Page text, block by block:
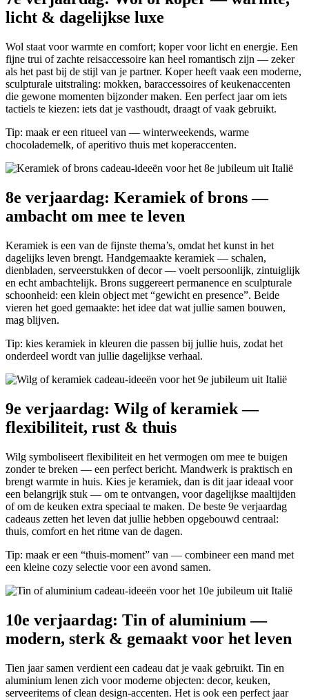
licht & dagelijkse luxe
Wol staat voor warmte en comfort; koper voor licht en energie. Een
fijne trui of zachte reisaccessoire kan heel romantisch zijn — zeker
als het past bij de stijl van je partner. Koper heeft vaak een moderne,
sculpturale uitstraling: mokken, baraccessoires of keukenaccenten
die gewone momenten bijzonder maken. Een perfect jaar om iets
tactiels te kiezen: iets dat je vasthoudt, draagt of vaak gebruikt.
Tip: maak er een ritueel van — winterweekends, warme
chocolademelk, of aperitivo thuis met koperaccenten.
8e verjaardag: Keramiek of brons —
ambacht om mee te leven
Keramiek is een van de fijnste thema’s, omdat het kunst in het
dagelijks leven brengt. Handgemaakte keramiek — schalen,
dienbladen, serveerstukken of decor — voelt persoonlijk, zintuiglijk
en echt ambachtelijk. Brons suggereert permanence en sculpturale
schoonheid: een klein object met “gewicht en presence”. Beide
vieren het goed gemaakte: het idee dat wat jullie samen bouwen,
mag blijven.
Tip: kies keramiek in kleuren die passen bij jullie huis, zodat het
onderdeel wordt van jullie dagelijkse verhaal.
9e verjaardag: Wilg of keramiek —
flexibiliteit, rust & thuis
Wilg symboliseert flexibiliteit en het vermogen om mee te buigen
zonder te breken — een perfect bericht. Mandwerk is praktisch en
brengt warmte in huis. Kies je keramiek, dan is dit jaar ideaal voor
een belangrijk stuk — om te ontvangen, voor dagelijkse maaltijden
of om de keuken extra speciaal te maken. De beste 9e verjaardag
cadeaus zetten het leven dat jullie hebben opgebouwd centraal:
thuis, comfort en het ritme van de dagen.
Tip: maak er een “thuis-moment” van — combineer een mand met
een kleine cozy selectie voor een avond samen.
10e verjaardag: Tin of aluminium —
modern, sterk & gemaakt voor het leven
Tien jaar samen verdient een cadeau dat je vaak gebruikt. Tin en
aluminium lenen zich voor moderne objecten: decor, keuken,
serveeritems of clean design-accenten. Het is ook een perfect jaar